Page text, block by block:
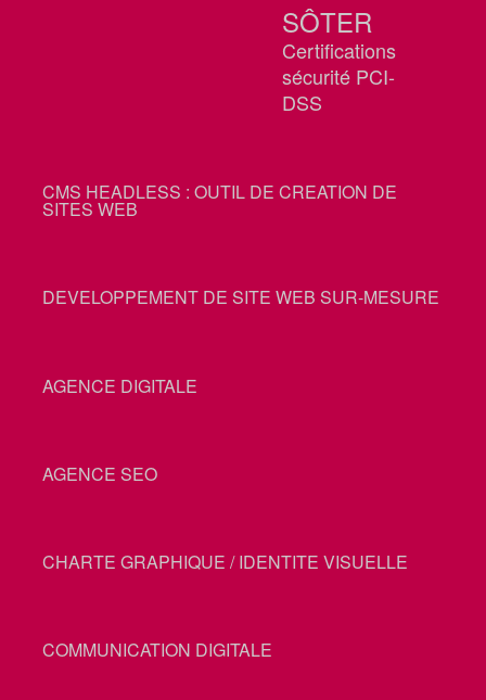
SÔTER
Certifications
sécurité PCI-
DSS
CMS HEADLESS : OUTIL DE CREATION DE
SITES WEB
DEVELOPPEMENT DE SITE WEB SUR-MESURE
AGENCE DIGITALE
AGENCE SEO
CHARTE GRAPHIQUE / IDENTITE VISUELLE
COMMUNICATION DIGITALE